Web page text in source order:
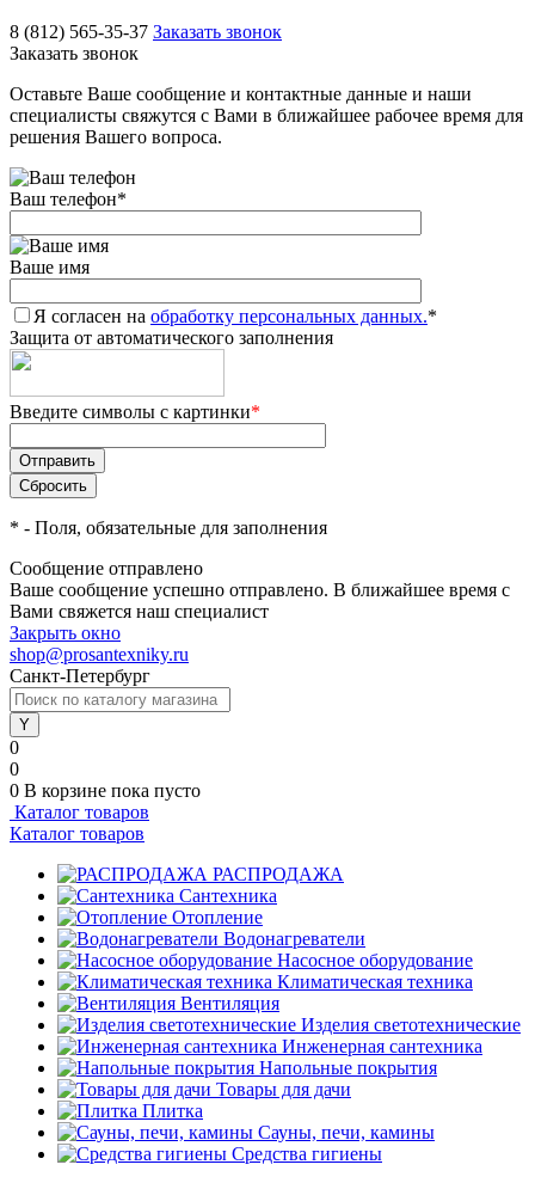
8 (812) 565-35-37 Заказать звонок
Заказать звонок
Оставьте Ваше сообщение и контактные данные и наши
специалисты свяжутся с Вами в ближайшее рабочее время для
решения Вашего вопроса.
Ваш телефон*
Ваше имя
Я согласен на обработку персональных данных.*
Защита от автоматического заполнения
Введите символы с картинки*
* - Поля, обязательные для заполнения
Сообщение отправлено
Ваше сообщение успешно отправлено. В ближайшее время с
Вами свяжется наш специалист
Закрыть окно
shop@prosantexniky.ru
Санкт-Петербург
0
0
0 В корзине пока пусто
Каталог товаров
Каталог товаров
РАСПРОДАЖА
Сантехника
Отопление
Водонагреватели
Насосное оборудование
Климатическая техника
Вентиляция
Изделия светотехнические
Инженерная сантехника
Напольные покрытия
Товары для дачи
Плитка
Сауны, печи, камины
Средства гигиены